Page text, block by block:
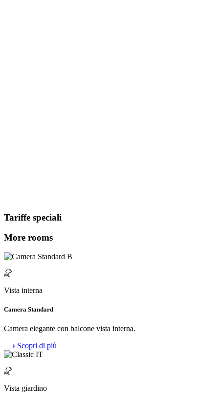
Tariffe speciali
More rooms
Vista interna
Camera Standard
Camera elegante con balcone vista interna.
⟶ Scopri di più
Vista giardino